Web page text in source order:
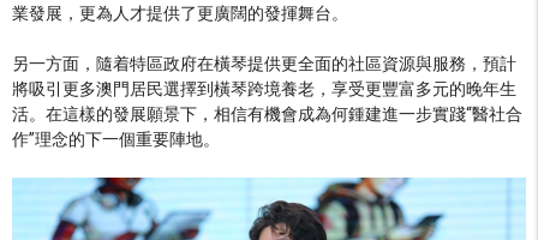
業發展，更為人才提供了更廣闊的發揮舞台。
另一方面，隨着特區政府在橫琴提供更全面的社區資源與服務，預計
將吸引更多澳門居民選擇到橫琴跨境養老，享受更豐富多元的晚年生
活。在這樣的發展願景下，相信有機會成為何鍾建進一步實踐“醫社合
作”理念的下一個重要陣地。